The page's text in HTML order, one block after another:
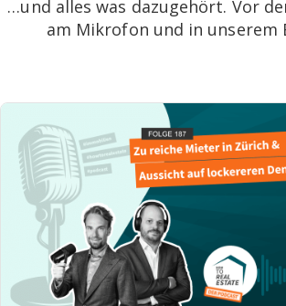
…und alles was dazugehört. Vor
am Mikrofon und in unserem